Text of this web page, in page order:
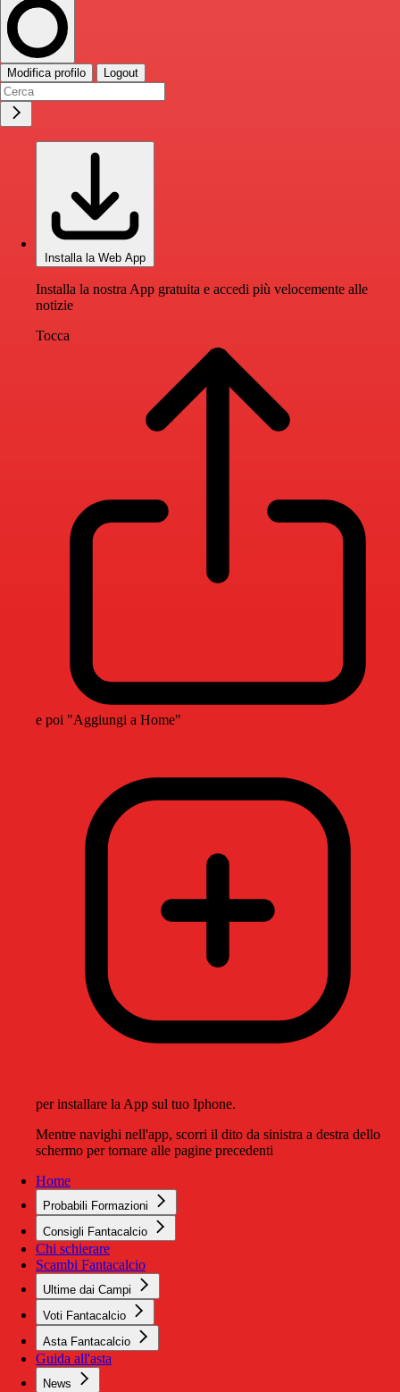
Modifica profilo Logout
Installa la Web App
Installa la nostra App gratuita e accedi più velocemente alle
notizie
Tocca
e poi "Aggiungi a Home"
per installare la App sul tuo Iphone.
Mentre navighi nell'app, scorri il dito da sinistra a destra dello
schermo per tornare alle pagine precedenti
Home
Probabili Formazioni
Consigli Fantacalcio
Chi schierare
Scambi Fantacalcio
Ultime dai Campi
Voti Fantacalcio
Asta Fantacalcio
Guida all'asta
News